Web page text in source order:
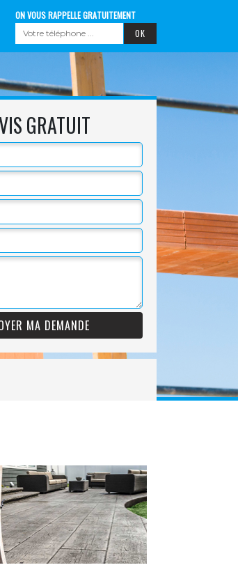
ON VOUS RAPPELLE GRATUITEMENT
GRATUIT